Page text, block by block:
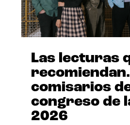
Las lecturas
comisarios
congreso de
2026